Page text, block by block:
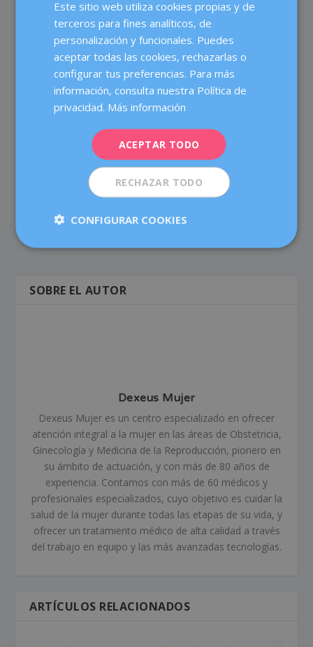
1 COMENTARIO
Julia el 18 mayo, 2023 a las 4:39 am
A mi me comentaron que tenia infeccion por bacteria.
Me recetaron metronidazol. Por 10 dias pero no se
me quitó al 100%.. volvi a ir y me recetaron gistrasek
pero aun adi me sigue bajando otro poquito de flujo
amarillo que huele feo.
SOBRE EL AUTOR
Dexeus Mujer
Dexeus Mujer es un centro especializado en ofrecer
atención integral a la mujer en las áreas de Obstetricia,
Ginecología y Medicina de la Reproducción, pionero en
su ámbito de actuación, y con más de 80 años de
experiencia. Contamos con más de 60 médicos y
profesionales especializados, cuyo objetivo es cuidar la
salud de la mujer durante todas las etapas de su vida, y
ofrecer un tratamiento médico de alta calidad a través
del trabajo en equipo y las más avanzadas tecnologías.
ARTÍCULOS RELACIONADOS
SPANISH
Este sitio web utiliza cookies propias y de
terceros para fines analíticos, de
personalización y funcionales. Puedes
aceptar todas las cookies, rechazarlas o
configurar tus preferencias. Para más
información, consulta nuestra Política de
privacidad. Más información
ACEPTAR TODO
RECHAZAR TODO
CONFIGURAR COOKIES